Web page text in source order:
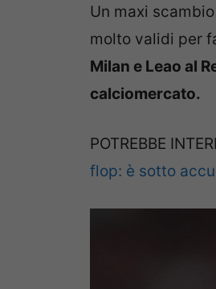
Un maxi
molto validi per
Milan e Leao al
calciomercato.
POTREBBE
flop: è sotto